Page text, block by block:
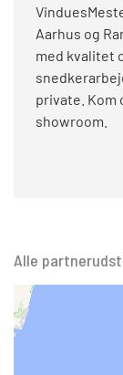
Aarhus og
med kvalitet
private. Kom
showroom.
Alle